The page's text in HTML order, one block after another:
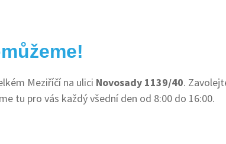
Meziříčí na ulici Novosady 1139/40.
tu pro vás každý všední den od 8:00 do 16:00.